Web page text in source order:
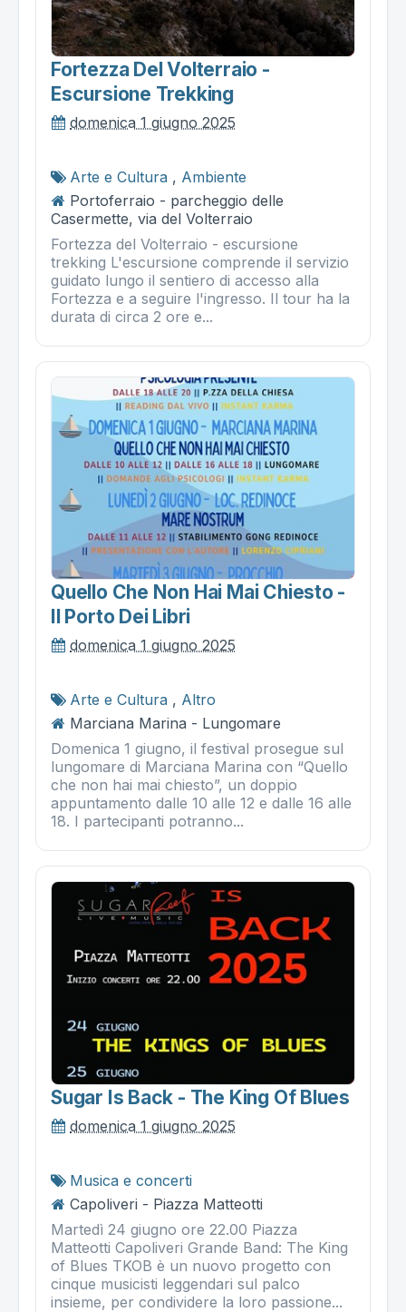
Fortezza Del Volterraio -
Escursione Trekking
domenica 1 giugno 2025
Arte e Cultura , Ambiente
Portoferraio - parcheggio delle
Casermette, via del Volterraio
Fortezza del Volterraio - escursione
trekking L'escursione comprende il servizio
guidato lungo il sentiero di accesso alla
Fortezza e a seguire l'ingresso. Il tour ha la
durata di circa 2 ore e...
Quello Che Non Hai Mai Chiesto -
Il Porto Dei Libri
domenica 1 giugno 2025
Arte e Cultura , Altro
Marciana Marina - Lungomare
Domenica 1 giugno, il festival prosegue sul
lungomare di Marciana Marina con “Quello
che non hai mai chiesto”, un doppio
appuntamento dalle 10 alle 12 e dalle 16 alle
18. I partecipanti potranno...
Sugar Is Back - The King Of Blues
domenica 1 giugno 2025
Musica e concerti
Capoliveri - Piazza Matteotti
Martedì 24 giugno ore 22.00 Piazza
Matteotti Capoliveri Grande Band: The King
of Blues TKOB è un nuovo progetto con
cinque musicisti leggendari sul palco
insieme, per condividere la loro passione...